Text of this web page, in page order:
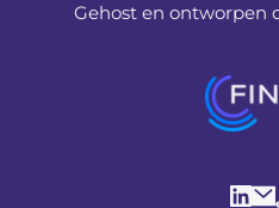
Gehost en ontworpen